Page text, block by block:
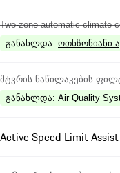
Two-zone automatic climate
განახლდა: ოთხზონიანი
მტვრის ნაწილაკების
განახლდა: Air Quality
Active Speed Limit Assist